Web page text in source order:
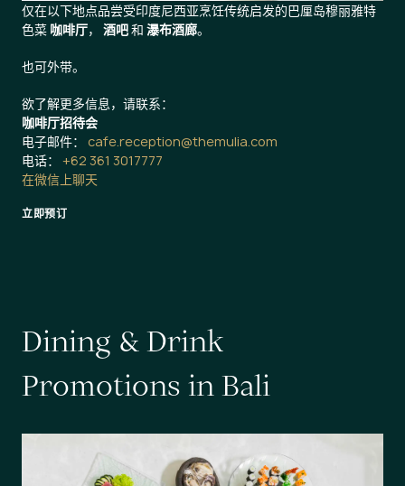
仅在以下地点品尝受印度尼西亚烹饪传统启发的巴厘岛穆丽雅特
色菜 咖啡厅， 酒吧和 瀑布酒廊。
也可外带。
欲了解更多信息，请联系：
咖啡厅招待会
电子邮件： cafe.reception@themulia.com
电话： +62 361 3017777
在微信上聊天
立即预订
Dining &Drink
Promotions inBali